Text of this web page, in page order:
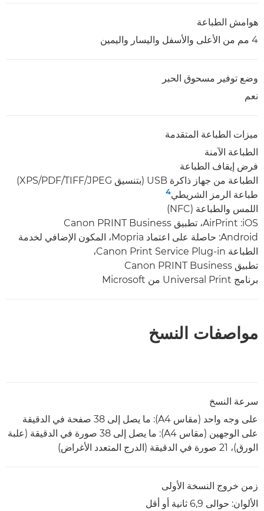
هوامش الطباعة
4 مم من الأعلى والأسفل واليسار واليمين
وضع توفير مسحوق الحبر
نعم
ميزات الطباعة المتقدمة
الطباعة الآمنة
فرض إيقاف الطباعة
الطباعة من جهاز ذاكرة USB ‏(بتنسيق JPEG‏/TIFF‏/PDF‏/XPS)
طباعة الرمز الشريطي4
اللمس والطباعة (NFC)
iOS: ‏AirPrint، تطبيق Canon PRINT Business
Android: حاصلة على اعتماد Mopria، المكون الإضافي لخدمة
الطباعة Canon Print Service Plug-in،
تطبيق Canon PRINT Business
برنامج Universal Print من Microsoft
مواصفات النسخ
سرعة النسخ
على وجه واحد (مقاس A4): ما يصل إلى 38 صفحة في الدقيقة
على الوجهين (مقاس A4): ما يصل إلى 38 صورة في الدقيقة (علبة
الورق)، 21 صورة في الدقيقة (الدرج المتعدد الأغراض)
زمن خروج النسخة الأولى
الألوان: حوالى 6,9 ثانية أو أقل